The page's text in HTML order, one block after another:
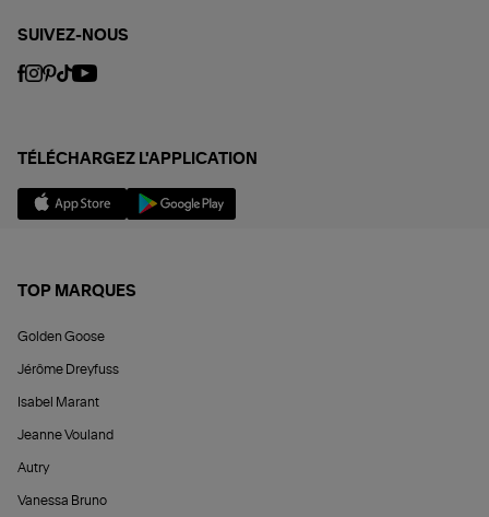
SUIVEZ-NOUS
TÉLÉCHARGEZ L'APPLICATION
TOP MARQUES
Golden Goose
Jérôme Dreyfuss
Isabel Marant
Jeanne Vouland
Autry
Vanessa Bruno